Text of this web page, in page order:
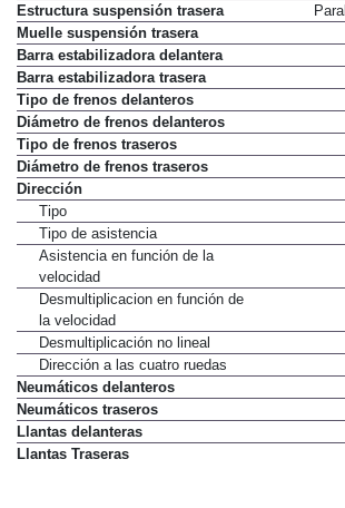
Estructura suspensión trasera
Muelle suspensión trasera
Barra estabilizadora delantera
Barra estabilizadora trasera
Tipo de frenos delanteros
Diámetro de frenos delanteros
Tipo de frenos traseros
Diámetro de frenos traseros
Dirección
Tipo
Tipo de asistencia
Asistencia en función de la
velocidad
Desmultiplicacion en función de
la velocidad
Desmultiplicación no lineal
Dirección a las cuatro ruedas
Neumáticos delanteros
Neumáticos traseros
Llantas delanteras
Llantas Traseras